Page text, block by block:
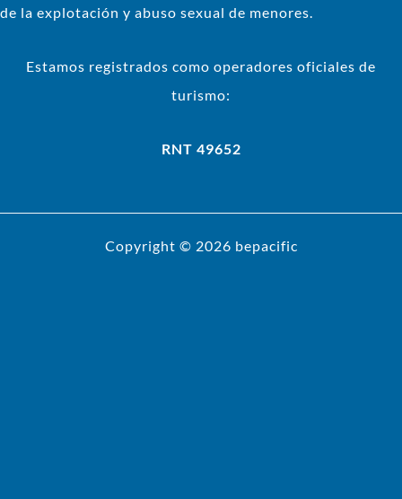
de la explotación y abuso sexual de menores.
Estamos registrados como operadores oficiales de
turismo:
RNT 49652
Copyright © 2026 bepacific